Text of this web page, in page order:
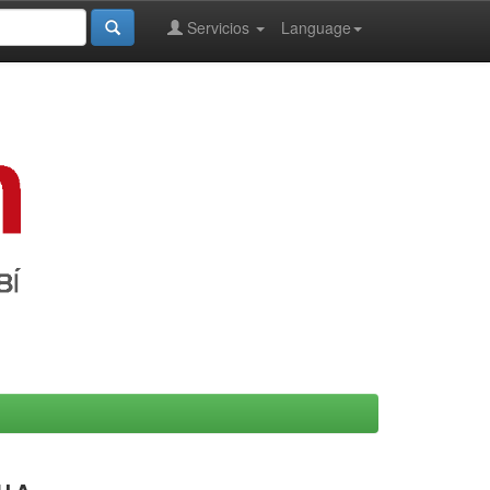
Language
Servicios